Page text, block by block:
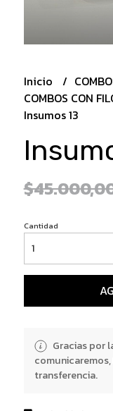
Inicio
COMBOS CON
Insumos 13
Cantidad
Gracias por
transferencia.